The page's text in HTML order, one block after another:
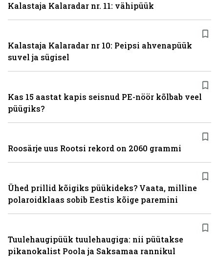
Kalastaja Kalaradar nr. 11: vähipüük
Kalastaja Kalaradar nr 10: Peipsi ahvenapüük
suvel ja sügisel
Kas 15 aastat kapis seisnud PE-nöör kõlbab veel
püügiks?
Roosärje uus Rootsi rekord on 2060 grammi
Ühed prillid kõigiks püükideks? Vaata, milline
polaroidklaas sobib Eestis kõige paremini
Tuulehaugipüük tuulehaugiga: nii püütakse
pikanokalist Poola ja Saksamaa rannikul